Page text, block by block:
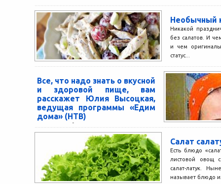
Необычный
Никакой
без салатов. И
и чем
статус...
Все, что надо знать о вкусной
и здоровой пище, вам
расскажет Юлия Высоцкая,
ведущая программы «Едим
дома» (НТВ)
Вам понадобится: на 1,5 кг свинины – 1
стакан кипятка, 0,5 стакана мадеры, 0,5
стакана 3%-ного уксуса, соль, перец,
лавровый...
Салат
Есть блюдо
листовой овощ
салат-латук.
называет блюдо